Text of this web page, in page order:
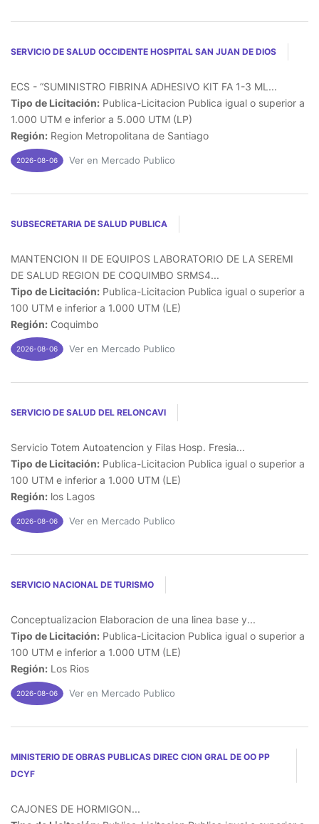
SERVICIO DE SALUD OCCIDENTE HOSPITAL SAN JUAN DE DIOS
ECS - “SUMINISTRO FIBRINA ADHESIVO KIT FA 1-3 ML...
Tipo de Licitación: Publica-Licitacion Publica igual o superior a
1.000 UTM e inferior a 5.000 UTM (LP)
Región: Region Metropolitana de Santiago
2026-08-06 Ver en Mercado Publico
SUBSECRETARIA DE SALUD PUBLICA
MANTENCION II DE EQUIPOS LABORATORIO DE LA SEREMI
DE SALUD REGION DE COQUIMBO SRMS4...
Tipo de Licitación: Publica-Licitacion Publica igual o superior a
100 UTM e inferior a 1.000 UTM (LE)
Región: Coquimbo
2026-08-06 Ver en Mercado Publico
SERVICIO DE SALUD DEL RELONCAVI
Servicio Totem Autoatencion y Filas Hosp. Fresia...
Tipo de Licitación: Publica-Licitacion Publica igual o superior a
100 UTM e inferior a 1.000 UTM (LE)
Región: los Lagos
2026-08-06 Ver en Mercado Publico
SERVICIO NACIONAL DE TURISMO
Conceptualizacion Elaboracion de una linea base y...
Tipo de Licitación: Publica-Licitacion Publica igual o superior a
100 UTM e inferior a 1.000 UTM (LE)
Región: Los Rios
2026-08-06 Ver en Mercado Publico
MINISTERIO DE OBRAS PUBLICAS DIREC CION GRAL DE OO PP
DCYF
CAJONES DE HORMIGON...